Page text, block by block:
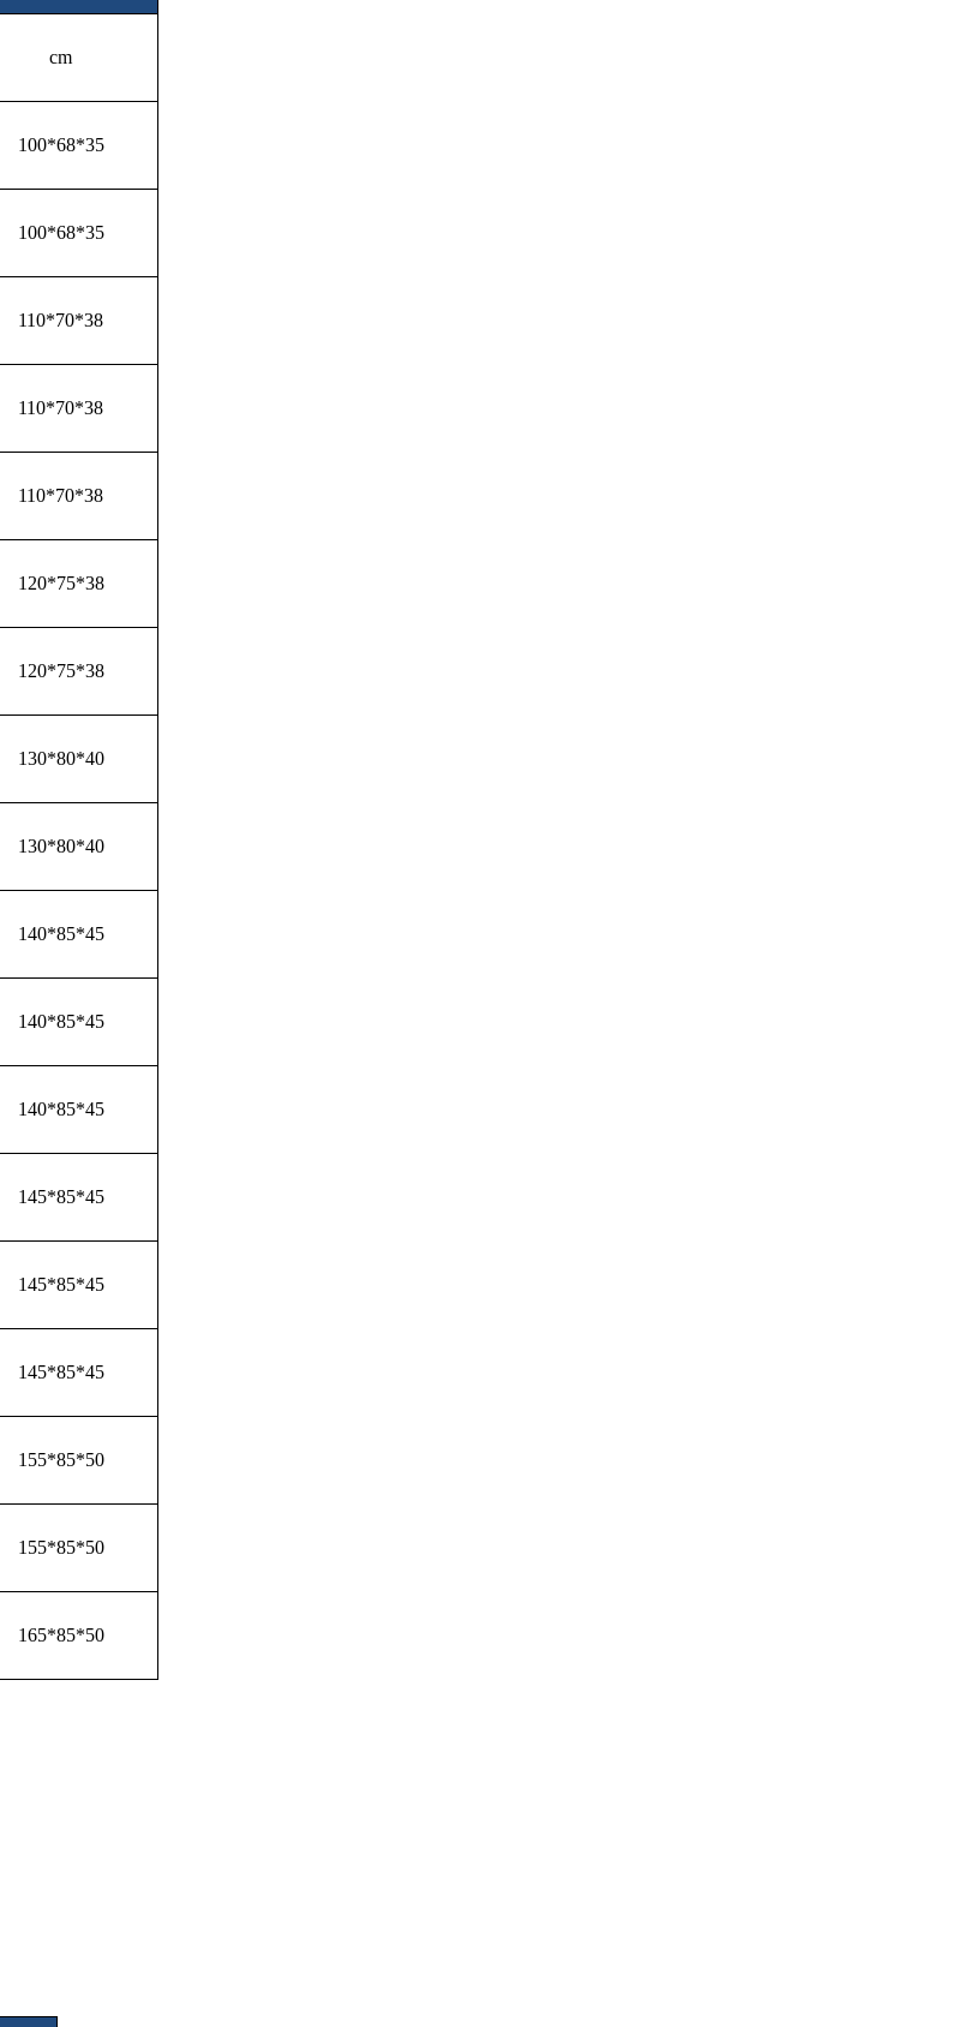
cm
100*68*35
100*68*35
110*70*38
110*70*38
110*70*38
120*75*38
120*75*38
130*80*40
130*80*40
140*85*45
140*85*45
140*85*45
145*85*45
145*85*45
145*85*45
155*85*50
155*85*50
165*85*50